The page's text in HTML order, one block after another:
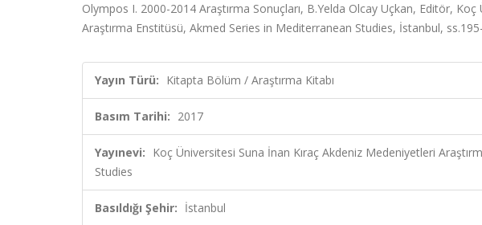
Olympos I. 2000-2014 Araştırma Sonuçları, B.Yelda Olcay Uçkan, Editör,
Araştırma Enstitüsü, Akmed Series in Mediterranean Studies, İstanbul,
Yayın Türü: Kitapta Bölüm / Araştırma Kitabı
Basım Tarihi: 2017
Yayınevi: Koç Üniversitesi Suna İnan Kıraç Akdeniz Medeniyetleri
Studies
Basıldığı Şehir: İstanbul